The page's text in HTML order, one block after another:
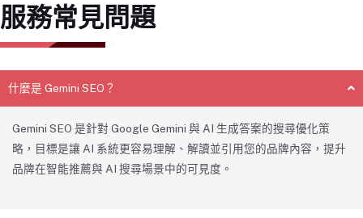
服務常見問題
什麼是 Gemini SEO？
Gemini SEO 是針對 Google Gemini 與 AI 生成答案的搜尋優化策
略，目標是讓 AI 系統更容易理解、解讀並引用您的品牌內容，提升
品牌在智能推薦與 AI 搜尋場景中的可見度。